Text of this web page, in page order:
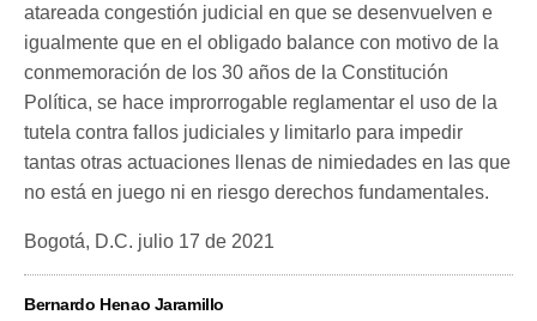
atareada congestión judicial en que se desenvuelven e
igualmente que en el obligado balance con motivo de la
conmemoración de los 30 años de la Constitución
Política, se hace improrrogable reglamentar el uso de la
tutela contra fallos judiciales y limitarlo para impedir
tantas otras actuaciones llenas de nimiedades en las que
no está en juego ni en riesgo derechos fundamentales.
Bogotá, D.C. julio 17 de 2021
Bernardo Henao Jaramillo